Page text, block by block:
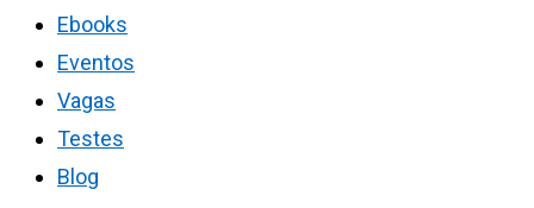
Ebooks
Eventos
Vagas
Testes
Blog